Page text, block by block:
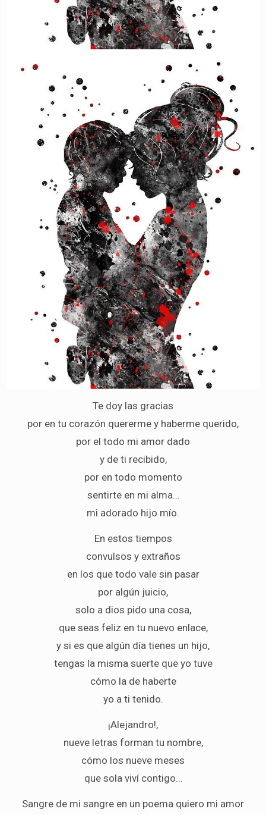
Te doy las gracias
por en tu corazón quererme y haberme querido,
por el todo mi amor dado
y de ti recibido,
por en todo momento
sentirte en mi alma…
mi adorado hijo mío.
En estos tiempos
convulsos y extraños
en los que todo vale sin pasar
por algún juicio,
solo a dios pido una cosa,
que seas feliz en tu nuevo enlace,
y si es que algún día tienes un hijo,
tengas la misma suerte que yo tuve
cómo la de haberte
yo a ti tenido.
¡Alejandro!,
nueve letras forman tu nombre,
cómo los nueve meses
que sola viví contigo…
Sangre de mi sangre en un poema quiero mi amor